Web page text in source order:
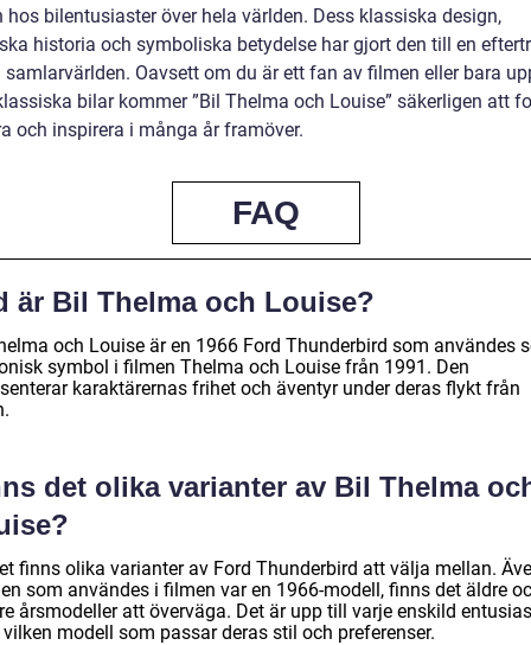
bilentusiaster över hela världen. Dess klassiska design,
historia och symboliska betydelse har gjort den till en
Oavsett om du är ett fan av filmen eller bara
bilar kommer ”Bil Thelma och Louise” säkerligen att
och inspirera i många år framöver.
FAQ
är Bil Thelma och Louise?
och Louise är en 1966 Ford Thunderbird som användes
symbol i filmen Thelma och Louise från 1991. Den
karaktärernas frihet och äventyr under deras flykt från
det olika varianter av Bil Thelma
finns olika varianter av Ford Thunderbird att välja mellan.
som användes i filmen var en 1966-modell, finns det äldre
årsmodeller att överväga. Det är upp till varje enskild
modell som passar deras stil och preferenser.